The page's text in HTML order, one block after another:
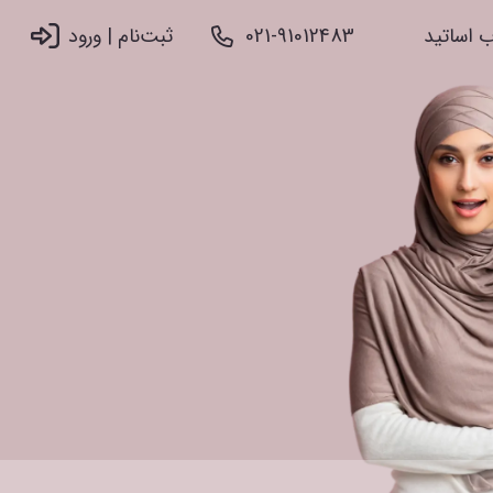
اساتید 021-91012483 ثبت‌نام |‌ ورود